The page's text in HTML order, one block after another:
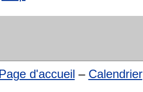
Page d'accueil – Calendrier